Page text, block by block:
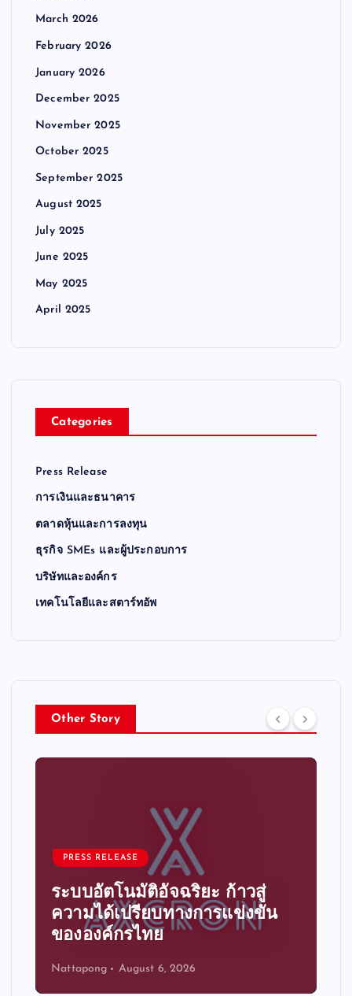
March 2026
February 2026
January 2026
December 2025
November 2025
October 2025
September 2025
August 2025
July 2025
June 2025
May 2025
April 2025
Categories
Press Release
การเงินและธนาคาร
ตลาดหุ้นและการลงทุน
ธุรกิจ SMEs และผู้ประกอบการ
บริษัทและองค์กร
เทคโนโลยีและสตาร์ทอัพ
Other Story
หนี้ด้อยคุณภาพที่เพิ่มขึ้นส่ง
สัญญาณวิกฤตหนี้ครัวเรือนที่
กำลังคืบคลานเข้าสู่แกนกลางการ
เงินของไทย
Niranrat Chanthavong August 6, 2026